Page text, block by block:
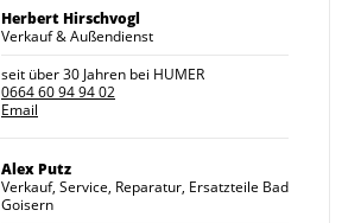
Herbert Hirschvogl
Verkauf & Außendienst
seit über 30 Jahren bei HUMER
0664 60 94 94 02
Email
Alex Putz
Verkauf, Service, Reparatur, Ersatzteile Bad
Goisern